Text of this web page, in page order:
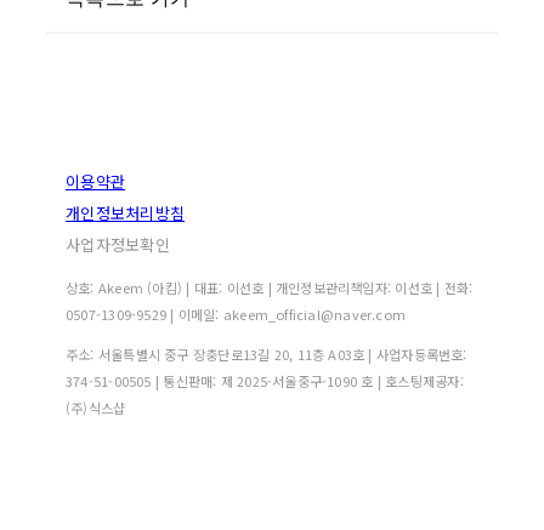
이용약관
개인정보처리방침
사업자정보확인
상호: Akeem (아킴) | 대표: 이선호 | 개인정보관리책임자: 이선호 | 전화:
0507-1309-9529 | 이메일: akeem_official@naver.com
주소: 서울특별시 중구 장충단로13길 20, 11층 A03호 | 사업자등록번호:
374-51-00505 | 통신판매: 제 2025-서울중구-1090 호 | 호스팅제공자:
(주)식스샵